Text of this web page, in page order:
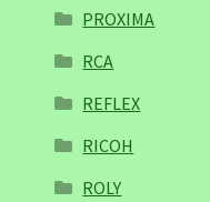
PROXIMA
RCA
REFLEX
RICOH
ROLY